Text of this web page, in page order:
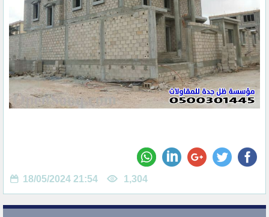
18/05/2024 21:54 1,304